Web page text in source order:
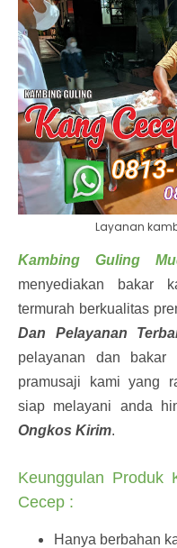
Layanan
Kambing Guling
menyediakan bakar
termurah berkualitas
Dan Pelayanan
pelayanan dan bakar
pramusaji kami yang
siap melayani anda
Ongkos Kirim.
Keunggulan Produk
Cecep :
Hanya berbahan